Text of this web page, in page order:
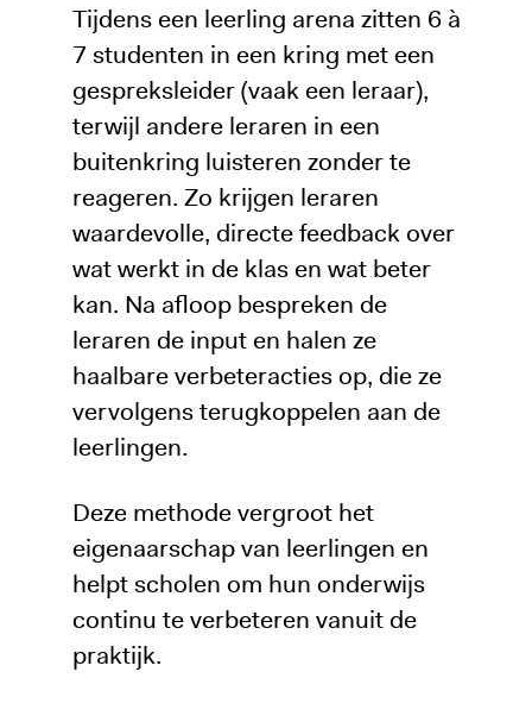
Tijdens een leerling arena zitten 6 à
7 studenten in een kring met een
gespreksleider (vaak een leraar),
terwijl andere leraren in een
buitenkring luisteren zonder te
reageren. Zo krijgen leraren
waardevolle, directe feedback over
wat werkt in de klas en wat beter
kan. Na afloop bespreken de
leraren de input en halen ze
haalbare verbeteracties op, die ze
vervolgens terugkoppelen aan de
leerlingen.
Deze methode vergroot het
eigenaarschap van leerlingen en
helpt scholen om hun onderwijs
continu te verbeteren vanuit de
praktijk.